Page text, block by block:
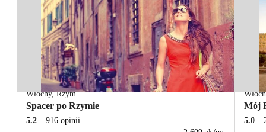
Włochy,Rzym
Spacer po Rzymie
5.2
916 opinii
Mój
5.0